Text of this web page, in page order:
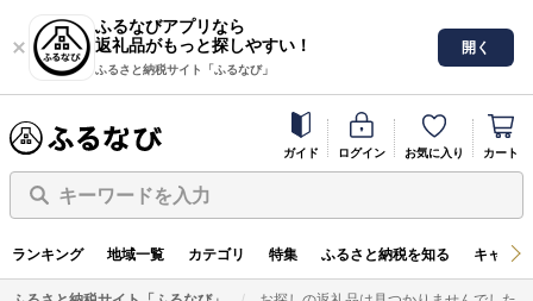
ふるなびアプリなら
返礼品がもっと探しやすい！
ふるさと納税サイト「ふるなび」
開く
ガイド ログイン お気に入り カート
キーワードを入力
ランキング 地域一覧 カテゴリ 特集 ふるさと納税を知る キャン